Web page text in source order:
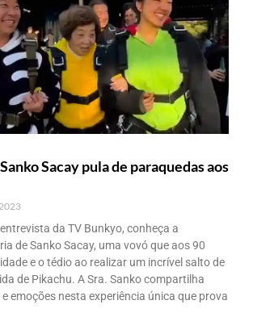
Sacay pula de paraquedas aos
da TV Bunkyo, conheça a
de Sanko Sacay, uma vovó que aos 90
e o tédio ao realizar um incrível salto de
de Pikachu. A Sra. Sanko compartilha
emoções nesta experiência única que prova